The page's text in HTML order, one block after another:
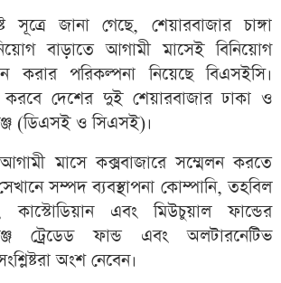
সূত্রে জানা গেছে, শেয়ারবাজার চাঙ্গা
বাড়াতে আগামী মাসেই বিনিয়োগ
করার পরিকল্পনা নিয়েছে বিএসইসি।
করবে দেশের দুই শেয়ারবাজার ঢাকা ও
(ডিএসই ও সিএসই)।
মাসে কক্সবাজারে সম্মেলন করতে
সম্পদ ব্যবস্থাপনা কোম্পানি, তহবিল
কাস্টোডিয়ান এবং মিউচুয়াল ফান্ডের
ট্রেডেড ফান্ড এবং অলটারনেটিভ
অংশ নেবেন।